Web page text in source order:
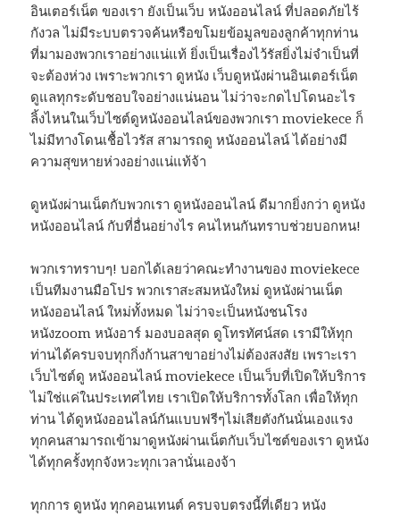
อินเตอร์เน็ต ของเรา ยังเป็นเว็บ หนังออนไลน์ ที่ปลอดภัยไร้
กังวล ไม่มีระบบตรวจค้นหรือขโมยข้อมูลของลูกค้าทุกท่าน
ที่มามองพวกเราอย่างแน่แท้ ยิ่งเป็นเรื่องไว้รัสยิ่งไม่จำเป็นที่
จะต้องห่วง เพราะพวกเรา ดูหนัง เว็บดูหนังผ่านอินเตอร์เน็ต
ดูแลทุกระดับชอบใจอย่างแน่นอน ไม่ว่าจะกดไปโดนอะไร
ลิ้งไหนในเว็บไซต์ดูหนังออนไลน์ของพวกเรา moviekece ก็
ไม่มีทางโดนเชื้อไวรัส สามารถดู หนังออนไลน์ ได้อย่างมี
ความสุขหายห่วงอย่างแน่แท้จ้า
ดูหนังผ่านเน็ตกับพวกเรา ดูหนังออนไลน์ ดีมากยิ่งกว่า ดูหนัง
หนังออนไลน์ กับที่อื่นอย่างไร คนไหนกันทราบช่วยบอกหน!
พวกเราทราบๆ! บอกได้เลยว่าคณะทำงานของ moviekece
เป็นทีมงานมือโปร พวกเราสะสมหนังใหม่ ดูหนังผ่านเน็ต
หนังออนไลน์ ใหม่ทั้งหมด ไม่ว่าจะเป็นหนังชนโรง
หนังzoom หนังอาร์ มองบอลสุด ดูโทรทัศน์สด เรามีให้ทุก
ท่านได้ครบจบทุกกิ่งก้านสาขาอย่างไม่ต้องสงสัย เพราะเรา
เว็บไซต์ดู หนังออนไลน์ moviekece เป็นเว็บที่เปิดให้บริการ
ไม่ใช่แค่ในประเทศไทย เราเปิดให้บริการทั้งโลก เพื่อให้ทุก
ท่าน ได้ดูหนังออนไลน์กันแบบฟรีๆไม่เสียตังกันนั่นเองแรง
ทุกคนสามารถเข้ามาดูหนังผ่านเน็ตกับเว็บไซต์ของเรา ดูหนัง
ได้ทุกครั้งทุกจังหวะทุกเวลานั่นเองจ้า
ทุกการ ดูหนัง ทุกคอนเทนต์ ครบจบตรงนี้ที่เดียว หนัง